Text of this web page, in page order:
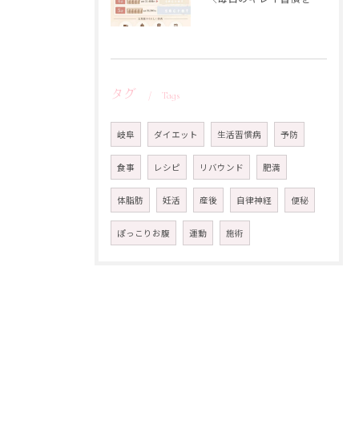
タグ Tags
岐阜 ダイエット 生活習慣病 予防
食事 レシピ リバウンド 肥満
体脂肪 妊活 産後 自律神経 便秘
ぽっこりお腹 運動 施術